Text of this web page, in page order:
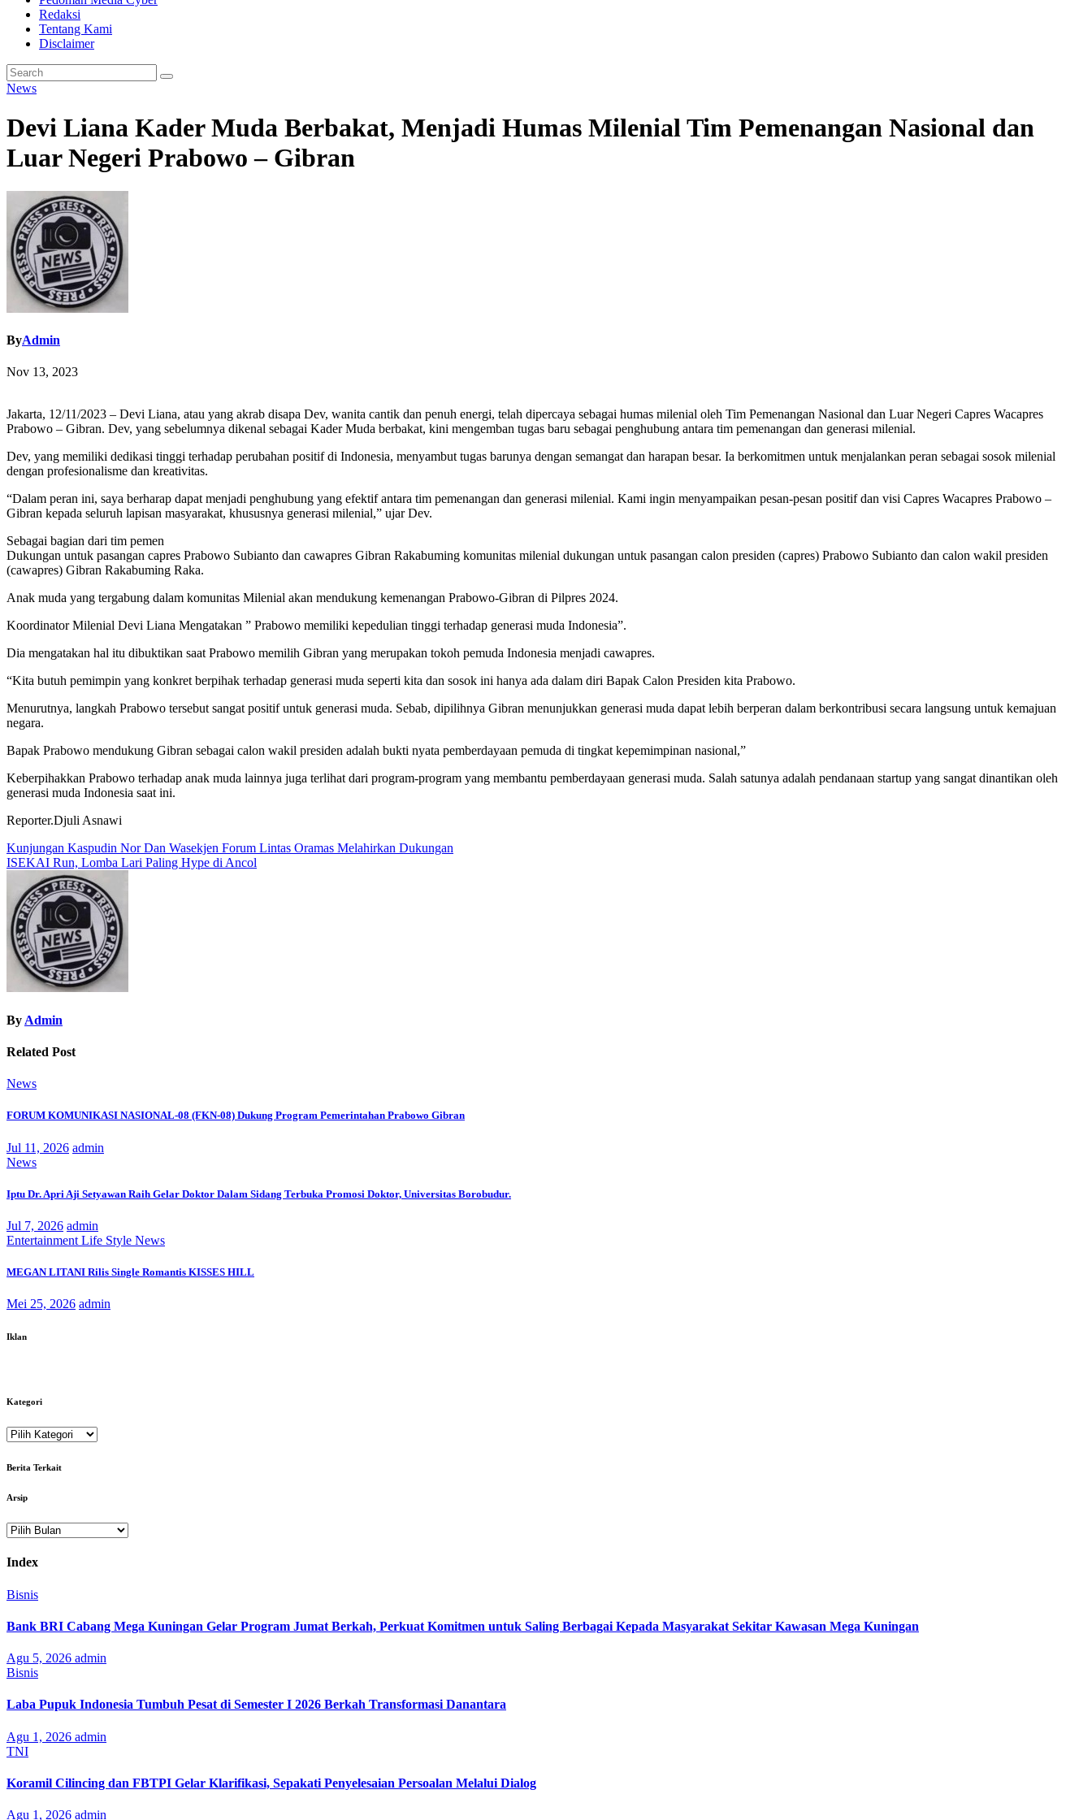
Redaksi
Tentang Kami
Disclaimer
News
Devi Liana Kader Muda Berbakat, Menjadi Humas Milenial Tim Pemenangan Nasional dan
Luar Negeri Prabowo – Gibran
ByAdmin
Nov 13, 2023
Jakarta, 12/11/2023 – Devi Liana, atau yang akrab disapa Dev, wanita cantik dan penuh energi, telah dipercaya sebagai humas milenial oleh Tim Pemenangan Nasional dan Luar Negeri Capres Wacapres
Prabowo – Gibran. Dev, yang sebelumnya dikenal sebagai Kader Muda berbakat, kini mengemban tugas baru sebagai penghubung antara tim pemenangan dan generasi milenial.
Dev, yang memiliki dedikasi tinggi terhadap perubahan positif di Indonesia, menyambut tugas barunya dengan semangat dan harapan besar. Ia berkomitmen untuk menjalankan peran sebagai sosok milenial
dengan profesionalisme dan kreativitas.
“Dalam peran ini, saya berharap dapat menjadi penghubung yang efektif antara tim pemenangan dan generasi milenial. Kami ingin menyampaikan pesan-pesan positif dan visi Capres Wacapres Prabowo –
Gibran kepada seluruh lapisan masyarakat, khususnya generasi milenial,” ujar Dev.
Sebagai bagian dari tim pemen
Dukungan untuk pasangan capres Prabowo Subianto dan cawapres Gibran Rakabuming komunitas milenial dukungan untuk pasangan calon presiden (capres) Prabowo Subianto dan calon wakil presiden
(cawapres) Gibran Rakabuming Raka.
Anak muda yang tergabung dalam komunitas Milenial akan mendukung kemenangan Prabowo-Gibran di Pilpres 2024.
Koordinator Milenial Devi Liana Mengatakan ” Prabowo memiliki kepedulian tinggi terhadap generasi muda Indonesia”.
Dia mengatakan hal itu dibuktikan saat Prabowo memilih Gibran yang merupakan tokoh pemuda Indonesia menjadi cawapres.
“Kita butuh pemimpin yang konkret berpihak terhadap generasi muda seperti kita dan sosok ini hanya ada dalam diri Bapak Calon Presiden kita Prabowo.
Menurutnya, langkah Prabowo tersebut sangat positif untuk generasi muda. Sebab, dipilihnya Gibran menunjukkan generasi muda dapat lebih berperan dalam berkontribusi secara langsung untuk kemajuan
negara.
Bapak Prabowo mendukung Gibran sebagai calon wakil presiden adalah bukti nyata pemberdayaan pemuda di tingkat kepemimpinan nasional,”
Keberpihakkan Prabowo terhadap anak muda lainnya juga terlihat dari program-program yang membantu pemberdayaan generasi muda. Salah satunya adalah pendanaan startup yang sangat dinantikan oleh
generasi muda Indonesia saat ini.
Reporter.Djuli Asnawi
Navigasi
pos
Kunjungan Kaspudin Nor Dan Wasekjen Forum Lintas Oramas Melahirkan Dukungan
ISEKAI Run, Lomba Lari Paling Hype di Ancol
By Admin
Related Post
News
FORUM KOMUNIKASI NASIONAL-08 (FKN-08) Dukung Program Pemerintahan Prabowo Gibran
Jul 11, 2026 admin
News
Iptu Dr. Apri Aji Setyawan Raih Gelar Doktor Dalam Sidang Terbuka Promosi Doktor, Universitas Borobudur.
Jul 7, 2026 admin
Entertainment Life Style News
MEGAN LITANI Rilis Single Romantis KISSES HILL
Mei 25, 2026 admin
Iklan
Kategori
Kategori
Berita Terkait
Arsip
Arsip
Index
Bisnis
Bank BRI Cabang Mega Kuningan Gelar Program Jumat Berkah, Perkuat Komitmen untuk Saling Berbagai Kepada Masyarakat Sekitar Kawasan Mega Kuningan
Agu 5, 2026 admin
Bisnis
Laba Pupuk Indonesia Tumbuh Pesat di Semester I 2026 Berkah Transformasi Danantara
Agu 1, 2026 admin
TNI
Koramil Cilincing dan FBTPI Gelar Klarifikasi, Sepakati Penyelesaian Persoalan Melalui Dialog
Agu 1, 2026 admin